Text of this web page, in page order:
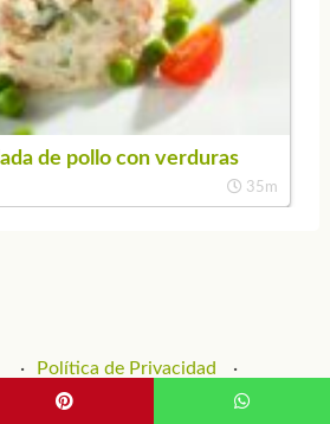
de pollo con verduras
35m
Política de Privacidad
Contacto y Publicidad